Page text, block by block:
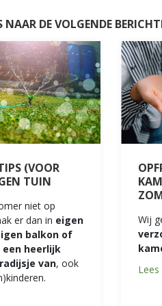
NAAR DE VOLGENDE
(VOOR
TUIN
niet op
er dan in eigen
balkon of
heerlijk
van, ook
Wij
Lees